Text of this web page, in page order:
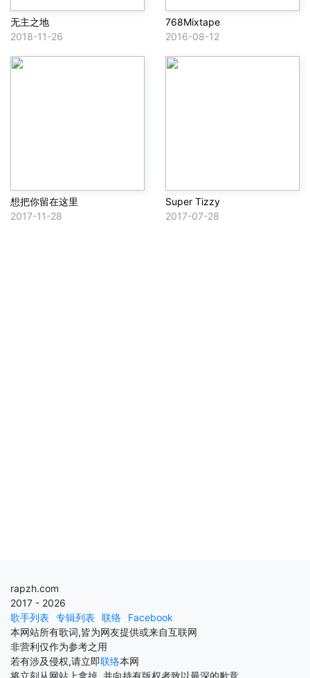
无主之地
2018-11-26
768Mixtape
2016-08-12
想把你留在这里
2017-11-28
Super Tizzy
2017-07-28
rapzh.com
2017 - 2026
歌手列表 专辑列表 联络
Facebook
本网站所有歌词,皆为网友提供或来自互联网
非营利仅作为参考之用
若有涉及侵权,请立即联络本网
将立刻从网站上拿掉, 并向持有版权者致以最深的歉意